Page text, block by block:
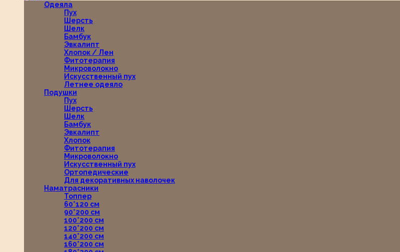
Одеяла
Пух
Шерсть
Шелк
Бамбук
Эвкалипт
Хлопок / Лен
Фитотерапия
Микроволокно
Искусственный пух
Летнее одеяло
Подушки
Пух
Шерсть
Шелк
Бамбук
Эвкалипт
Хлопок
Фитотерапия
Микроволокно
Искусственный пух
Ортопедические
Для декоративных наволочек
Наматрасники
Топпер
60*120 см
90*200 см
100*200 см
120*200 см
140*200 см
160*200 см